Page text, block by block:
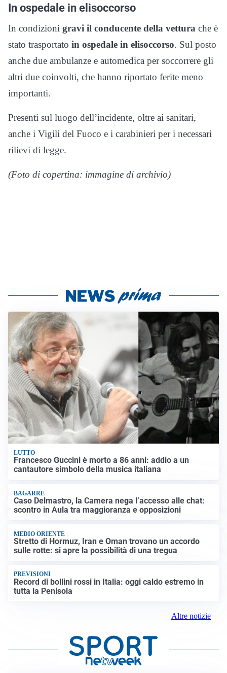
In ospedale in elisoccorso
In condizioni gravi il conducente della vettura che è
stato trasportato in ospedale in elisoccorso. Sul posto
anche due ambulanze e automedica per soccorrere gli
altri due coinvolti, che hanno riportato ferite meno
importanti.
Presenti sul luogo dell’incidente, oltre ai sanitari,
anche i Vigili del Fuoco e i carabinieri per i necessari
rilievi di legge.
(Foto di copertina: immagine di archivio)
LUTTO
Francesco Guccini è morto a 86 anni: addio a un
cantautore simbolo della musica italiana
BAGARRE
Caso Delmastro, la Camera nega l’accesso alle chat:
scontro in Aula tra maggioranza e opposizioni
MEDIO ORIENTE
Stretto di Hormuz, Iran e Oman trovano un accordo
sulle rotte: si apre la possibilità di una tregua
PREVISIONI
Record di bollini rossi in Italia: oggi caldo estremo in
tutta la Penisola
Altre notizie